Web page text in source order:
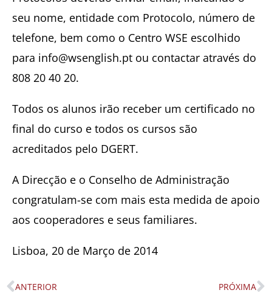
seu nome, entidade com Protocolo, número de
telefone, bem como o Centro WSE escolhido
para info@wsenglish.pt ou contactar através do
808 20 40 20.
Todos os alunos irão receber um certificado no
final do curso e todos os cursos são
acreditados pelo DGERT.
A Direcção e o Conselho de Administração
congratulam-se com mais esta medida de apoio
aos cooperadores e seus familiares.
Lisboa, 20 de Março de 2014
Prev
ANTERIOR PRÓXIMA